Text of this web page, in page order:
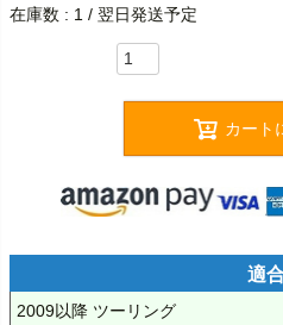
在庫数 1 / 翌日発送予定
カート
適
2009以降 ツーリング